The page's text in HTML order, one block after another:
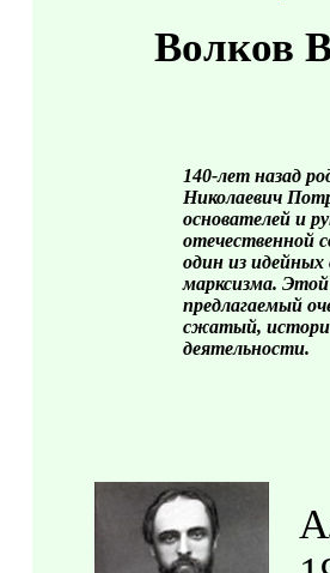
Волков
140-лет назад
Николаевич
основателей и
отечественной
один из идейных
марксизма.
предлагаемый
сжатый,
деятельности.